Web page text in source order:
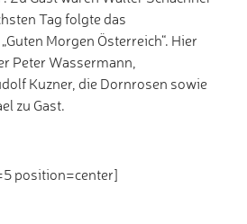
Tag folgte das
Morgen Österreich“. Hier
Peter Wassermann,
Kuzner, die Dornrosen sowie
zu Gast.
position=center]